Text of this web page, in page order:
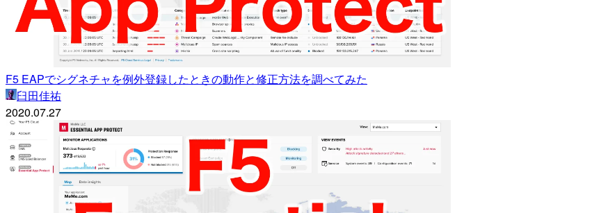
F5 EAPでシグネチャを例外登録したときの動作と修正方法を調べてみた
臼田佳祐
2020.07.27